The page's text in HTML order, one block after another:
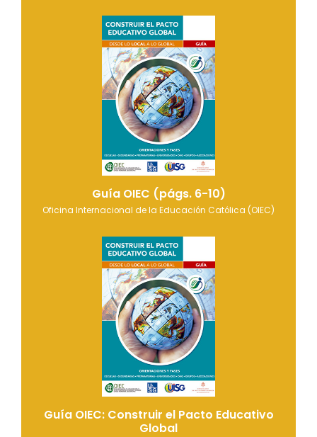
Guía OIEC (págs. 6-10)
Oficina Internacional de la Educación Católica (OIEC)
Guía OIEC: Construir el Pacto Educativo
Global